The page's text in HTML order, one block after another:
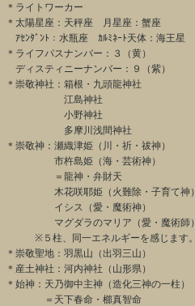
＊ライトワーカー
＊太陽星座：天秤座 月星座：蟹座
ｱｾﾝﾀﾞﾝﾄ：水瓶座 ｶﾙﾐﾈｰﾄ天体：海王星
＊ライフパスナンバー：３（黄）
ディスティニーナンバー：９（紫）
＊崇敬神社：箱根・九頭龍神社
江島神社
小野神社
多摩川浅間神社
＊崇敬神：瀬織津姫（川・祈・祓神）
市杵島姫（海・芸術神）
＝龍神・弁財天
木花咲耶姫（火難除・子育て神）
イシス（愛・魔術神）
マグダラのマリア（愛・魔術師）
※５柱、同一エネルギーを感じます。
＊崇敬聖地：羽黒山（出羽三山）
＊産土神社：河内神社（山形県）
＊始神：天乃御中主神（造化三神の一柱）
＝天下春命・櫛真智命